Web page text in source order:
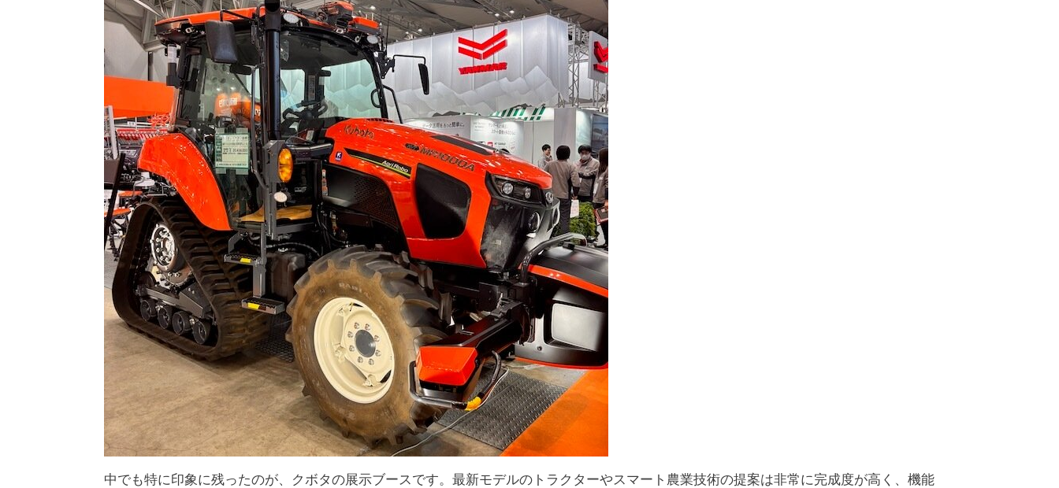
中でも特に印象に残ったのが、クボタの展示ブースです。最新モデルのトラクターやスマート農業技術の提案は非常に完成度が高く、機能